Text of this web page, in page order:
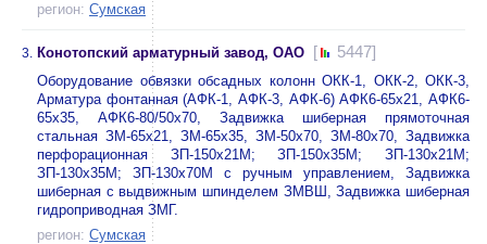
регион: Сумская
3. Конотопский арматурный завод, ОАО [ 5447]
Оборудование обвязки обсадных колонн ОКК-1, ОКК-2, ОКК-3,
Арматура фонтанная (АФК-1, АФК-3, АФК-6) АФК6-65х21, АФК6-
65х35, АФК6-80/50х70, Задвижка шиберная прямоточная
стальная ЗМ-65х21, ЗМ-65х35, ЗМ-50х70, ЗМ-80х70, Задвижка
перфорационная ЗП-150х21М; ЗП-150х35М; ЗП-130х21М;
ЗП-130х35М; ЗП-130х70М с ручным управлением, Задвижка
шиберная с выдвижным шпинделем ЗМВШ, Задвижка шиберная
гидроприводная ЗМГ.
регион: Сумская